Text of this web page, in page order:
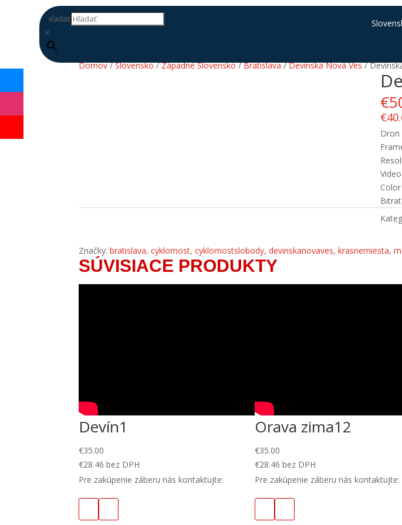
Hľadať
×
Domov/Slovensko/Západné Slovensko/Bratislava/Devínska Nová Ves/
€
€
Dron
Značky:bratislava,cyklomost,cyklomostslobody,devinskanovaves,krasnemiesta,
SÚVISIACE PRODUKTY
Devín1
€35.00
€28.46 bez DPH
Pre zakúpenie záberu nás kontaktujte:
Orava zima12
€35.00
€28.46 bez DPH
Pre zakúpenie záberu nás kontaktujte: